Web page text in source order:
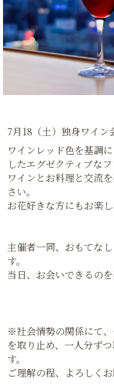
7月18（土）独身ワイン
ワインレッド色を基調
したエグゼクティブなフ
ワインとお料理と交流
さい。
お花好きな方にもお楽し
主催者一同、おもてな
す。
当日、お会いできるのを
※社会情勢の関係にて、
を取り止め、一人分ず
す。
ご理解の程、よろしくお